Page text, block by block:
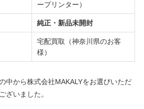
ープリンター）
純正・新品未開封
宅配買取（神奈川県のお客
様）
中から株式会社MAKALYをお選びいただ
ざいました。